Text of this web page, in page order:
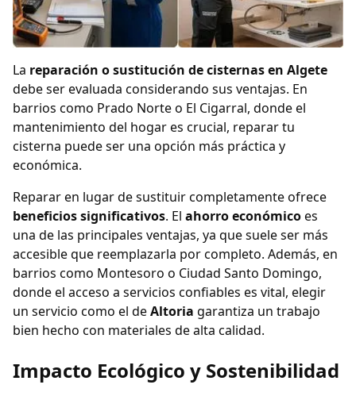
La reparación o sustitución de cisternas en Algete
debe ser evaluada considerando sus ventajas. En
barrios como Prado Norte o El Cigarral, donde el
mantenimiento del hogar es crucial, reparar tu
cisterna puede ser una opción más práctica y
económica.
Reparar en lugar de sustituir completamente ofrece
beneficios significativos. El ahorro económicoes
una de las principales ventajas, ya que suele ser más
accesible que reemplazarla por completo. Además, en
barrios como Montesoro o Ciudad Santo Domingo,
donde el acceso a servicios confiables es vital, elegir
un servicio como el deAltoria garantiza un trabajo
bien hecho con materiales de alta calidad.
Impacto Ecológico y Sostenibilidad